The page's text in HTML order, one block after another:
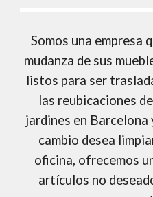
Somos una empresa
mudanza de sus
listos para ser
las reubicaciones
jardines en Barcelona
cambio desea
oficina, ofrecemos
artículos no